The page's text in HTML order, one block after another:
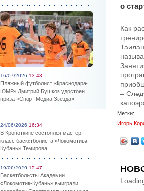
16/07/2026 13:43
Пляжный футболист «Краснодара-
ЮМР» Дмитрий Бушков удостоен
приза «Спорт Медиа Звезда»
24/06/2026 16:34
В Кропоткине состоялся мастер-
класс баскетболиста «Локомотива-
Кубань» Темирова
19/06/2026 15:47
Баскетболисты Академии
«Локомотив-Кубань» выиграли
о
Как
–
Метки:
Игорь